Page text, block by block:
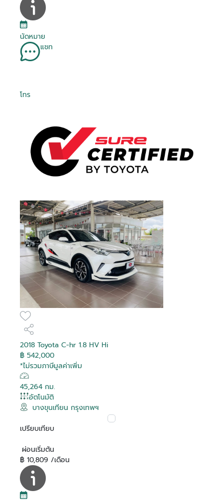
นัดหมาย
แชท
โทร
2018 Toyota C-hr 1.8 HV Hi
฿ 542,000
*ไม่รวมภาษีมูลค่าเพิ่ม
45,264 กม.
อัตโนมัติ
บางขุนเทียน กรุงเทพฯ
เปรียบเทียบ
ผ่อนเริ่มต้น
฿ 10,809 /เดือน